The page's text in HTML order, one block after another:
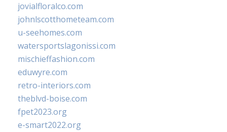
jovialfloralco.com
johnlscotthometeam.com
u-seehomes.com
watersportslagonissi.com
mischieffashion.com
eduwyre.com
retro-interiors.com
theblvd-boise.com
fpet2023.org
e-smart2022.org